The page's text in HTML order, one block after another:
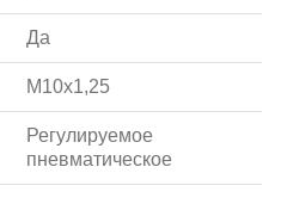
Да
M10x1,25
Регулируемое
пневматическое